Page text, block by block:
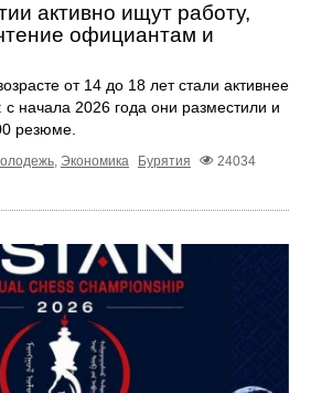
активно ищут работу,
официантам и
от 14 до 18 лет стали активнее
с начала 2026 года они разместили и
резюме.
, Экономика Бурятия
24034